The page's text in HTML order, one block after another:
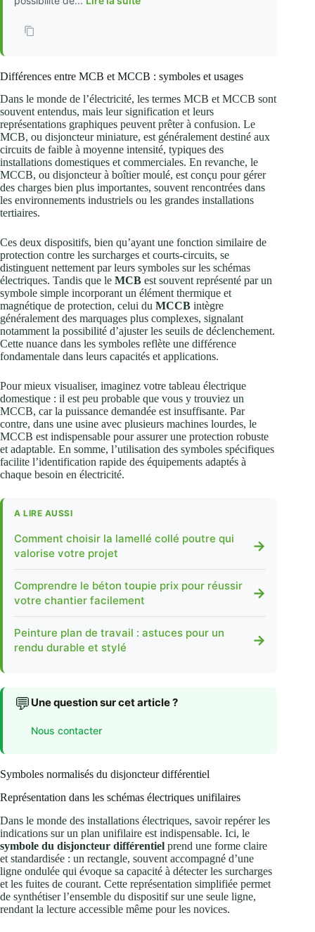
Différences entre MCB et MCCB : symboles et usages
Dans le monde de l’électricité, les termes MCB et MCCB sont
souvent entendus, mais leur signification et leurs
représentations graphiques peuvent prêter à confusion. Le
MCB, ou disjoncteur miniature, est généralement destiné aux
circuits de faible à moyenne intensité, typiques des
installations domestiques et commerciales. En revanche, le
MCCB, ou disjoncteur à boîtier moulé, est conçu pour gérer
des charges bien plus importantes, souvent rencontrées dans
les environnements industriels ou les grandes installations
tertiaires.
Ces deux dispositifs, bien qu’ayant une fonction similaire de
protection contre les surcharges et courts-circuits, se
distinguent nettement par leurs symboles sur les schémas
électriques. Tandis que le MCB est souvent représenté par un
symbole simple incorporant un élément thermique et
magnétique de protection, celui du MCCB intègre
généralement des marquages plus complexes, signalant
notamment la possibilité d’ajuster les seuils de déclenchement.
Cette nuance dans les symboles reflète une différence
fondamentale dans leurs capacités et applications.
Pour mieux visualiser, imaginez votre tableau électrique
domestique : il est peu probable que vous y trouviez un
MCCB, car la puissance demandée est insuffisante. Par
contre, dans une usine avec plusieurs machines lourdes, le
MCCB est indispensable pour assurer une protection robuste
et adaptable. En somme, l’utilisation des symboles spécifiques
facilite l’identification rapide des équipements adaptés à
chaque besoin en électricité.
A LIRE AUSSI
Comment choisir la lamellé collé poutre qui
valorise votre projet
→
Comprendre le béton toupie prix pour réussir
votre chantier facilement
→
Peinture plan de travail : astuces pour un
rendu durable et stylé
→
💬 Une question sur cet article ?
Nous contacter
Symboles normalisés du disjoncteur différentiel
Représentation dans les schémas électriques unifilaires
Dans le monde des installations électriques, savoir repérer les
indications sur un plan unifilaire est indispensable. Ici, le
symbole du disjoncteur différentiel prend une forme claire
et standardisée : un rectangle, souvent accompagné d’une
ligne ondulée qui évoque sa capacité à détecter les surcharges
et les fuites de courant. Cette représentation simplifiée permet
de synthétiser l’ensemble du dispositif sur une seule ligne,
rendant la lecture accessible même pour les novices.